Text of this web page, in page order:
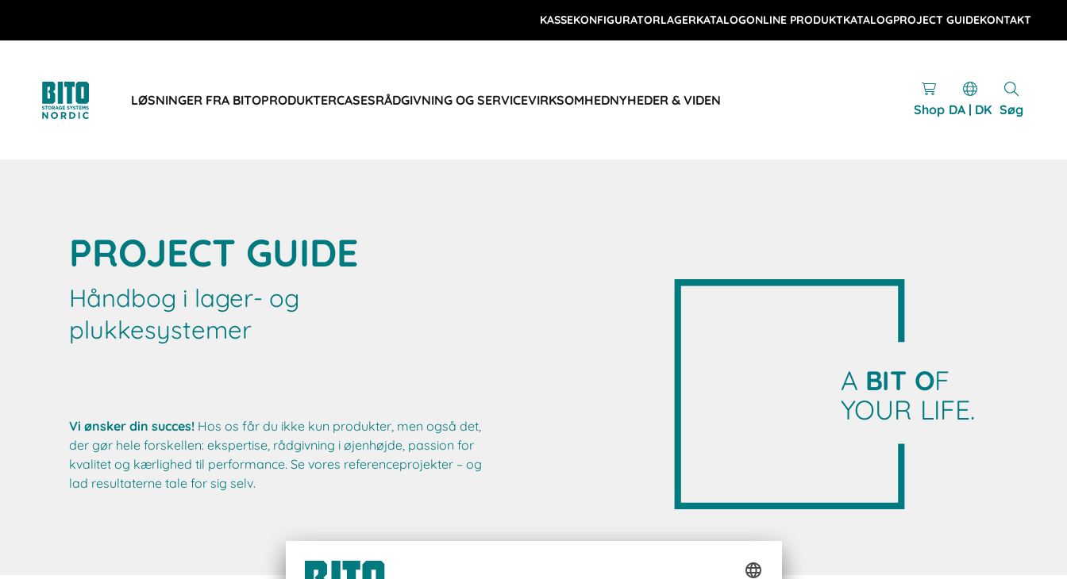
KASSEKONFIGURATORLAGERKATALOGONLINE PRODUKTKATALOGPROJECT GUIDEKONTAKT
LØSNINGER FRA BITOPRODUKTERCASESRÅDGIVNING OG SERVICEVIRKSOMHEDNYHEDER & VIDEN
Shop DA | DK Søg
A BIT OF
YOUR LIFE.
PROJECT GUIDE
Håndbog i lager- og
plukkesystemer
Vi ønsker din succes! Hos os får du ikke kun produkter, men også det,
der gør hele forskellen: ekspertise, rådgivning i øjenhøjde, passion for
kvalitet og kærlighed til performance. Se vores referenceprojekter – og
lad resultaterne tale for sig selv.